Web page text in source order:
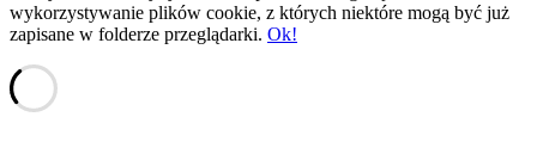
wykorzystywanie plików cookie, z których niektóre mogą być już
zapisane w folderze przeglądarki. Ok!